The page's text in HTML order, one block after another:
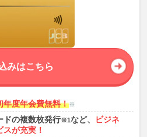
年度年会費無料！※
ドの複数枚発行※1など、
ビジネ
が充実！
みはこちら